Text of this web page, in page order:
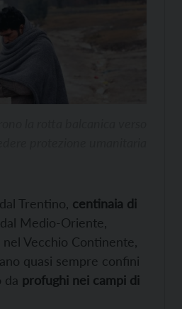
Trentino, centinaia di
Medio-Oriente,
Vecchio Continente,
quasi sempre confini
da profughi nei campi di